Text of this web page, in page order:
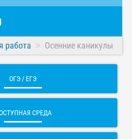
работа Осенние каникулы
ОГЭ / ЕГЭ
СРЕДА